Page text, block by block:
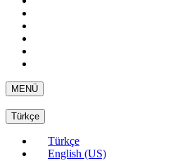
MENÜ
Türkçe
Türkçe
English (US)